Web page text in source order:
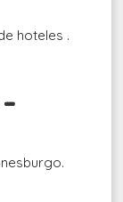
hoteles .
–